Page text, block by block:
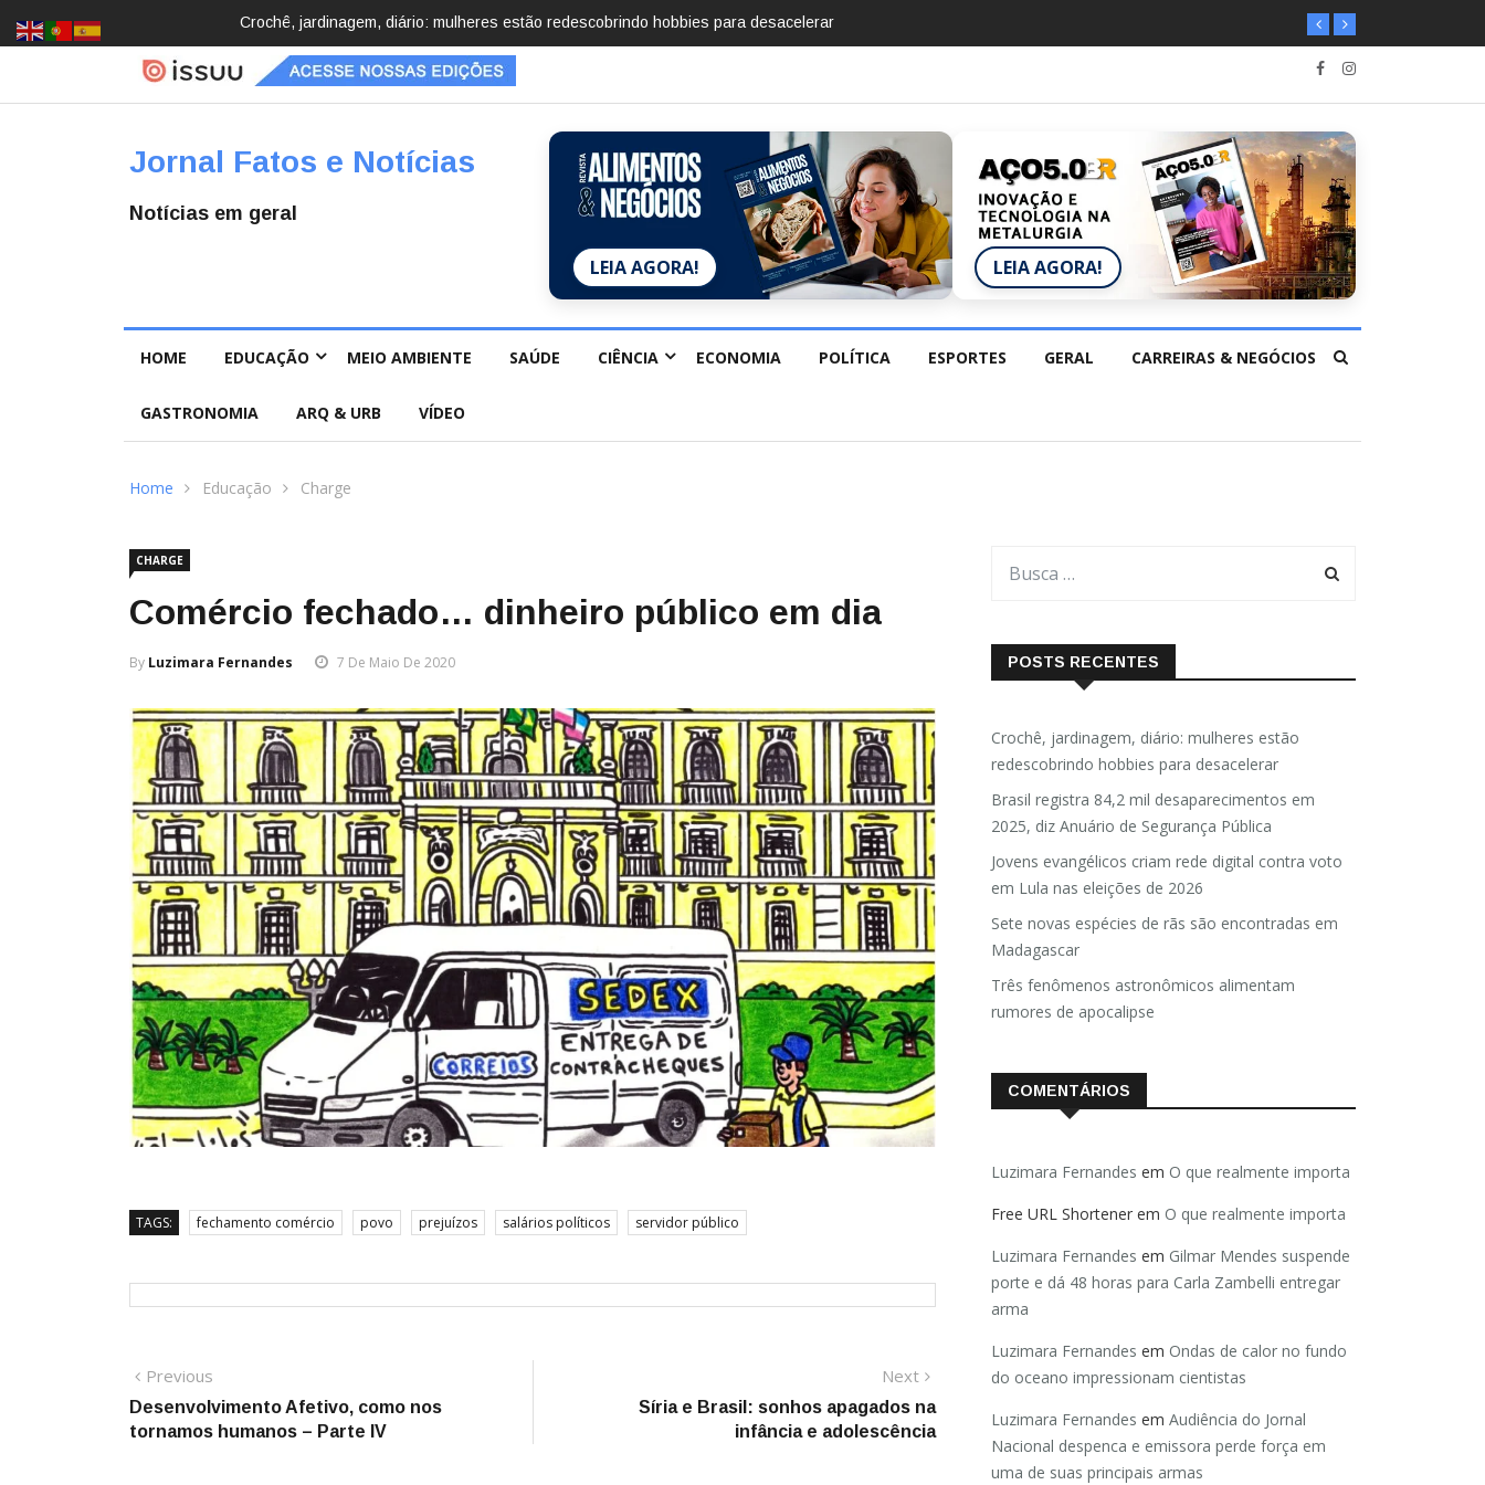
hobbies para desacelerarBrasil registra 84,2 mil desaparecimentos em 2025, diz Anuário de Segurança
Pública
Jornal Fatos e Notícias
Notícias em geral
LEIA AGORA! LEIA AGORA!
HOME EDUCAÇÃO MEIO AMBIENTE SAÚDE CIÊNCIA ECONOMIA POLÍTICA ESPORTES GERAL CARREIRAS & NEGÓCIOS
GASTRONOMIA ARQ & URB VÍDEO
Home Educação Charge
CHARGE
Comércio fechado… dinheiro público em dia
By Luzimara Fernandes 7 De Maio De 2020
TAGS: fechamento comércio povo prejuízos salários políticos servidor público
Navegação
de
Previous
post:
Desenvolvimento Afetivo, como nos
tornamos humanos – Parte IV
Next
post:
Síria e Brasil: sonhos apagados na
infância e adolescência
POSTS RECENTES
Crochê, jardinagem, diário: mulheres estão
redescobrindo hobbies para desacelerar
Brasil registra 84,2 mil desaparecimentos em
2025, diz Anuário de Segurança Pública
Jovens evangélicos criam rede digital contra voto
em Lula nas eleições de 2026
Sete novas espécies de rãs são encontradas em
Madagascar
Três fenômenos astronômicos alimentam
rumores de apocalipse
COMENTÁRIOS
Luzimara Fernandes em O que realmente importa
Free URL Shortener em O que realmente importa
Luzimara Fernandes em Gilmar Mendes suspende
porte e dá 48 horas para Carla Zambelli entregar
arma
Luzimara Fernandes em Ondas de calor no fundo
do oceano impressionam cientistas
Luzimara Fernandes em Audiência do Jornal
Nacional despenca e emissora perde força em
uma de suas principais armas